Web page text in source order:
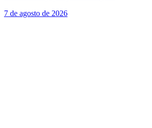
7 de agosto de 2026